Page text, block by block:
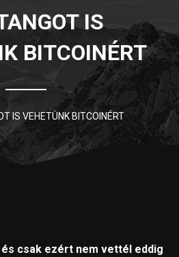
IS
BITCOINÉRT
IS VEHETÜNK BITCOINÉRT
csak ezért nem vettél eddig